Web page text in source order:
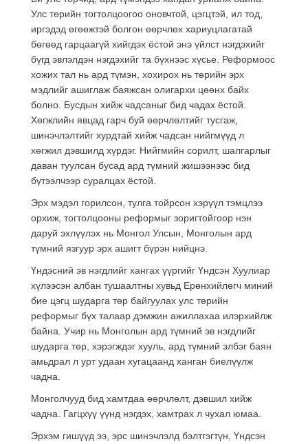
Улс төрийн тогтолцоогоо оновчтой, цэгцтэй, ил тод,
иргэдэд өгөөжтэй болгон өөрчлөх хариуцлагатай
бөгөөд гарцаагүй хийгдэх ёстой энэ үйлст нэгдэхийг
бүгд эвлэлдэн нэгдэхийг та бүхнээс хүсье. Реформоос
хожих тал нь ард түмэн, хохирох нь төрийн эрх
мэдлийг ашиглаж баяжсан олигархи цөөнх байх
болно. Бусдын хийж чадсаныг бид чадах ёстой.
Хөгжлийн явцад гарч буй өөрчлөлтийг тусгаж,
шинэчлэлтийг хурдтай хийж чадсан нийгмүүд л
хөгжил дэвшилд хүрдэг. Нийгмийн сорилт, шалгарлыг
даван туулсан бусад ард түмний жишээнээс бид
бүтээлчээр суралцах ёстой.
Эрх мэдэл горилсон, тулга тойрсон хэрүүл тэмцлээ
орхиж, тогтолцооны реформыг зоригтойгоор нэн
даруй эхлүүлэх нь Монгол Улсын, Монголын ард
түмний язгуур эрх ашигт бүрэн нийцнэ.
Үндэсний эв нэгдлийг хангах үүргийг Үндсэн Хуулиар
хүлээсэн албан тушаалтны хувьд Ерөнхийлөгч миний
бие цэгц шударга төр байгуулах улс төрийн
реформыг бүх талаар дэмжин ажиллахаа илэрхийлж
байна. Учир нь Монголын ард түмний эв нэгдлийг
шударга төр, хэрэгждэг хууль, ард түмний элбэг баян
амьдрал л урт удаан хугацаанд ханган биелүүлж
чадна.
Монголчууд бид хамтдаа өөрчлөлт, дэвшил хийж
чадна. Гагцхүү үүнд нэгдэх, хамтрах л чухал юмаа.
Эрхэм гишүүд ээ, эрс шинэчлэлд бэлтгэгтүн, Үндсэн